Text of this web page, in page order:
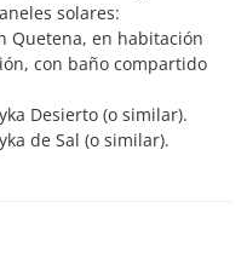
solares:
Quetena, en habitación
con baño compartido
Desierto (o similar).
de Sal (o similar).